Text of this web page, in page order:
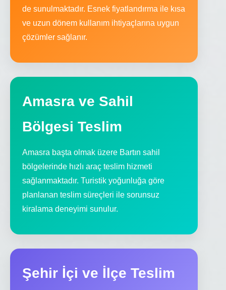
de sunulmaktadır. Esnek fiyatlandırma ile kısa
ve uzun dönem kullanım ihtiyaçlarına uygun
çözümler sağlanır.
Amasra ve Sahil
Bölgesi Teslim
Amasra başta olmak üzere Bartın sahil
bölgelerinde hızlı araç teslim hizmeti
sağlanmaktadır. Turistik yoğunluğa göre
planlanan teslim süreçleri ile sorunsuz
kiralama deneyimi sunulur.
Şehir İçi ve İlçe Teslim